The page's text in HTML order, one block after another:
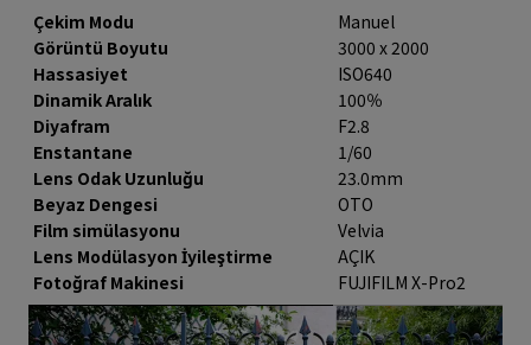
Çekim Modu
Görüntü Boyutu
Hassasiyet
Dinamik Aralık
Diyafram
Enstantane
Lens Odak Uzunluğu
Beyaz Dengesi
Film simülasyonu
Lens Modülasyon İyileştirme
Fotoğraf Makinesi
Manuel
3000 x 2000
ISO640
100％
F2.8
1/60
23.0mm
OTO
Velvia
AÇIK
FUJIFILM X-Pro2